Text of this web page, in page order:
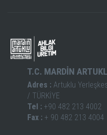
T.C. MARDİN
Adres : Artuklu
/ TÜRKİYE
Tel : +90 482 213 4002
Fax : + 90 482 213 4004